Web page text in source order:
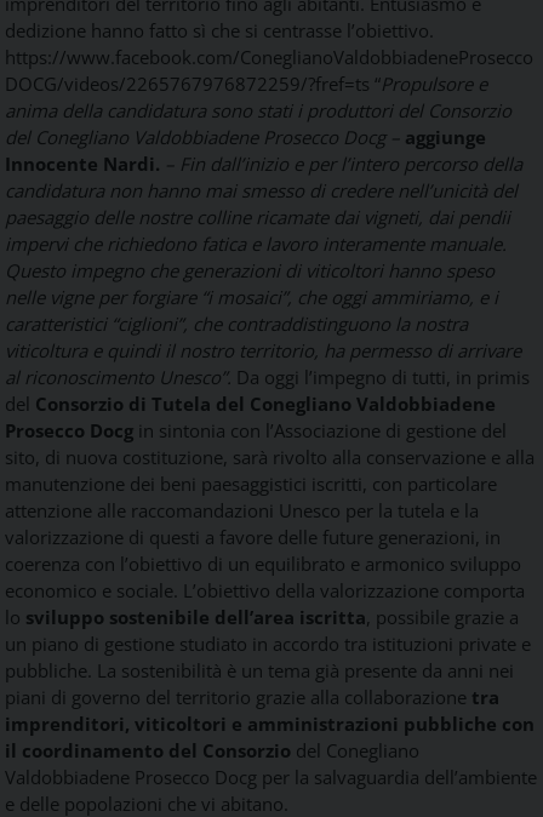
dedizione hanno fatto sì che si centrasse l’obiettivo.
https://www.facebook.com/ConeglianoValdobbiadeneProsecco
DOCG/videos/2265767976872259/?fref=ts “Propulsore e
anima della candidatura sono stati i produttori del Consorzio
del Conegliano Valdobbiadene Prosecco Docg – aggiunge
Innocente Nardi.
– Fin dall’inizio e per l’intero percorso della
candidatura non hanno mai smesso di credere nell’unicità del
paesaggio delle nostre colline ricamate dai vigneti, dai pendii
impervi che richiedono fatica e lavoro interamente manuale.
Questo impegno che generazioni di viticoltori hanno speso
nelle vigne per forgiare “i mosaici”, che oggi ammiriamo, e i
caratteristici “ciglioni”, che contraddistinguono la nostra
viticoltura e quindi il nostro territorio, ha permesso di arrivare
al riconoscimento Unesco”. Da oggi l’impegno di tutti, in primis
del Consorzio di Tutela del Conegliano Valdobbiadene
Prosecco Docg in sintonia con l’Associazione di gestione del
sito, di nuova costituzione, sarà rivolto alla conservazione e alla
manutenzione dei beni paesaggistici iscritti, con particolare
attenzione alle raccomandazioni Unesco per la tutela e la
valorizzazione di questi a favore delle future generazioni, in
coerenza con l’obiettivo di un equilibrato e armonico sviluppo
economico e sociale. L’obiettivo della valorizzazione comporta
lo sviluppo sostenibile dell’area iscritta, possibile grazie a
un piano di gestione studiato in accordo tra istituzioni private e
pubbliche. La sostenibilità è un tema già presente da anni nei
piani di governo del territorio grazie alla collaborazione tra
imprenditori, viticoltori e amministrazioni pubbliche con
il coordinamento del Consorzio del Conegliano
Valdobbiadene Prosecco Docg per la salvaguardia dell’ambiente
e delle popolazioni che vi abitano.